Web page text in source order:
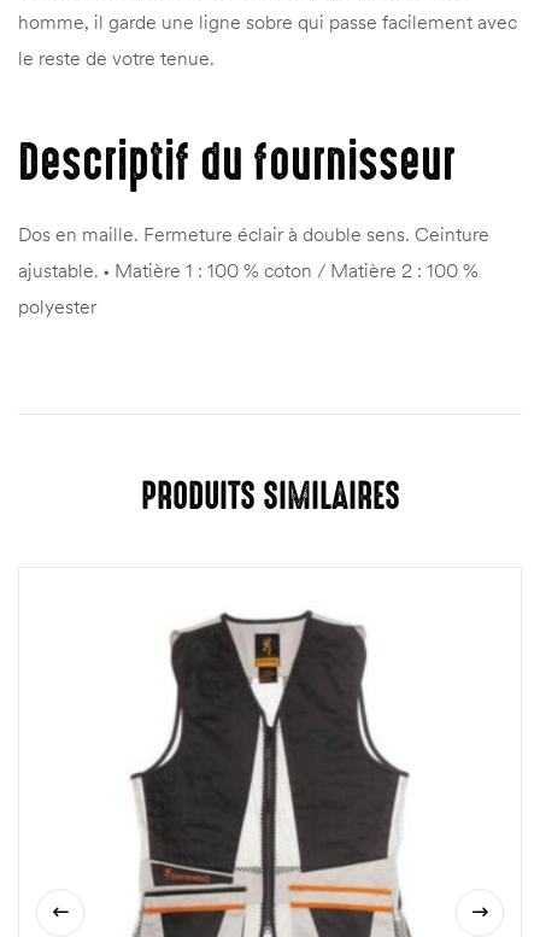
homme, il garde une ligne sobre qui passe facilement avec
le reste de votre tenue.
Descriptif du fournisseur
Dos en maille. Fermeture éclair à double sens. Ceinture
ajustable. • Matière 1 : 100 % coton / Matière 2 : 100 %
polyester
PRODUITS SIMILAIRES